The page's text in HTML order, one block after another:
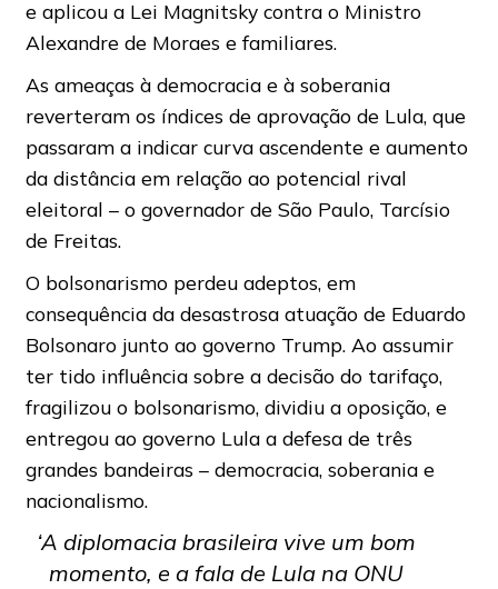
e aplicou a Lei Magnitsky contra o Ministro
Alexandre de Moraes e familiares.
As ameaças à democracia e à soberania
reverteram os índices de aprovação de Lula, que
passaram a indicar curva ascendente e aumento
da distância em relação ao potencial rival
eleitoral – o governador de São Paulo, Tarcísio
de Freitas.
O bolsonarismo perdeu adeptos, em
consequência da desastrosa atuação de Eduardo
Bolsonaro junto ao governo Trump. Ao assumir
ter tido influência sobre a decisão do tarifaço,
fragilizou o bolsonarismo, dividiu a oposição, e
entregou ao governo Lula a defesa de três
grandes bandeiras – democracia, soberania e
nacionalismo.
‘A diplomacia brasileira vive um bom
momento, e a fala de Lula na ONU